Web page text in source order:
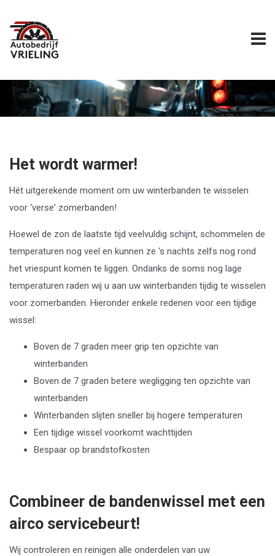
Het wordt warmer!
Hét uitgerekende moment om uw winterbanden te wisselen
voor ‘verse' zomerbanden!
Hoewel de zon de laatste tijd veelvuldig schijnt, schommelen de
temperaturen nog veel en kunnen ze ‘s nachts zelfs nog rond
het vriespunt komen te liggen. Ondanks de soms nog lage
temperaturen raden wij u aan uw winterbanden tijdig te wisselen
voor zomerbanden. Hieronder enkele redenen voor een tijdige
wissel:
Boven de 7 graden meer grip ten opzichte van
winterbanden
Boven de 7 graden betere wegligging ten opzichte van
winterbanden
Winterbanden slijten sneller bij hogere temperaturen
Een tijdige wissel voorkomt wachttijden
Bespaar op brandstofkosten
Combineer de bandenwissel met een
airco servicebeurt!
Wij controleren en reinigen alle onderdelen van uw